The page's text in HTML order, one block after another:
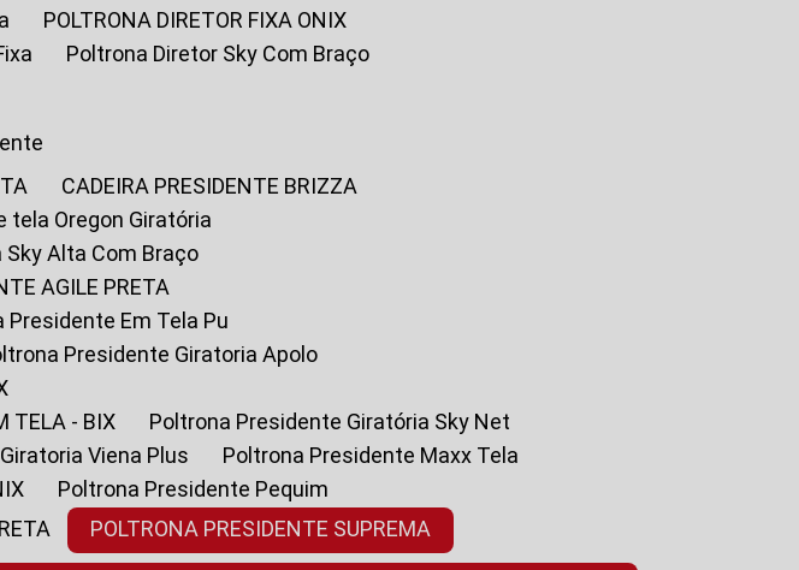
POLTRONA DIRETOR FIXA ONIX
Poltrona Diretor Sky Com Braço
CADEIRA PRESIDENTE BRIZZA
tela Oregon Giratória
Sky Alta Com Braço
AGILE PRETA
Presidente Em Tela Pu
Presidente Giratoria Apolo
TELA - BIX
Poltrona Presidente Giratória Sky Net
Viena Plus
Poltrona Presidente Maxx Tela
Poltrona Presidente Pequim
POLTRONA PRESIDENTE SUPREMA